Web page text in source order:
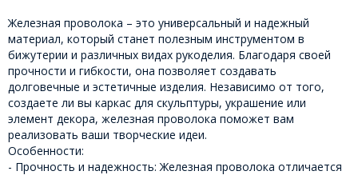
Железная проволока – это универсальный и надежный
материал, который станет полезным инструментом в
бижутерии и различных видах рукоделия. Благодаря своей
прочности и гибкости, она позволяет создавать
долговечные и эстетичные изделия. Независимо от того,
создаете ли вы каркас для скульптуры, украшение или
элемент декора, железная проволока поможет вам
реализовать ваши творческие идеи.
Особенности:
- Прочность и надежность: Железная проволока отличается